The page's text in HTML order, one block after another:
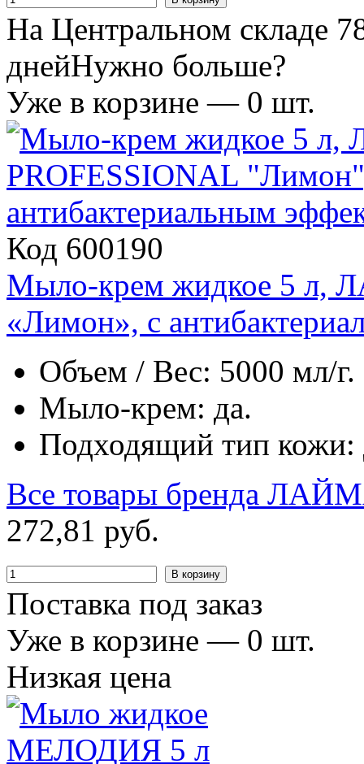
На Центральном складе
днейНужно больше?
Уже в корзине — 0 шт.
Код 600190
Мыло-крем жидкое 5 л,
«Лимон», с
Объем / Вес: 5000 мл/г.
Мыло-крем: да.
Подходящий тип кожи:
Все товары бренда
272,81 руб.
В корзину
Поставка под заказ
Уже в корзине — 0 шт.
Низкая цена